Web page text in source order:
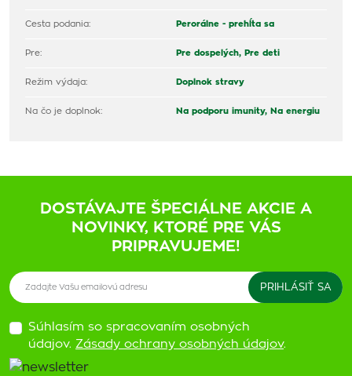
Cesta podania: Perorálne - prehĺta sa
Pre: Pre dospelých, Pre deti
Režim výdaja: Doplnok stravy
Na čo je doplnok: Na podporu imunity, Na energiu
DOSTÁVAJTE ŠPECIÁLNE AKCIE A
NOVINKY, KTORÉ PRE VÁS
PRIPRAVUJEME!
Súhlasím so spracovaním osobných
údajov. Zásady ochrany osobných údajov.